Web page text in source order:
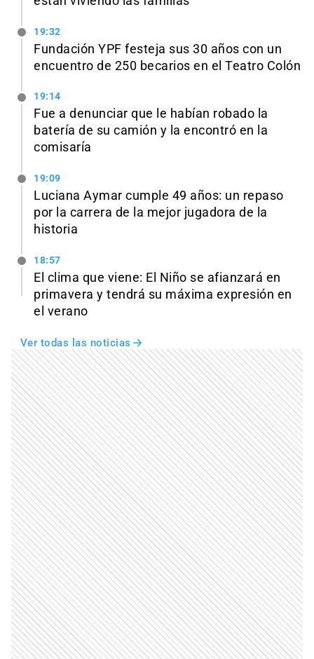
19:32
Fundación YPF festeja sus 30 años con un
encuentro de 250 becarios en el Teatro Colón
19:14
Fue a denunciar que le habían robado la
batería de su camión y la encontró en la
comisaría
19:09
Luciana Aymar cumple 49 años: un repaso
por la carrera de la mejor jugadora de la
historia
18:57
El clima que viene: El Niño se afianzará en
primavera y tendrá su máxima expresión en
el verano
Ver todas las noticias